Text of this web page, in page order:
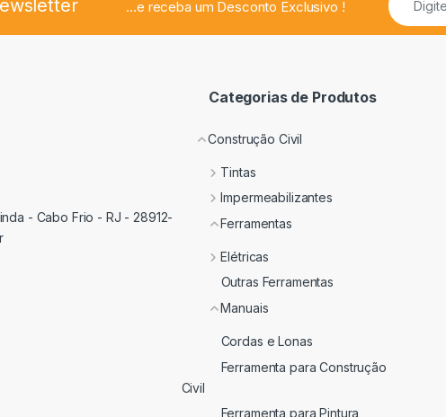
...e receba um Desconto Exclusivo !
- Cabo Frio - RJ - 28912-
Categorias de Produtos
Construção Civil
Tintas
Impermeabilizantes
Ferramentas
Elétricas
Outras Ferramentas
Manuais
Cordas e Lonas
Ferramenta para Construção
Civil
Ferramenta para Pintura